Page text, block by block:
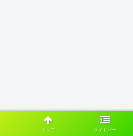
トップ サイドバー